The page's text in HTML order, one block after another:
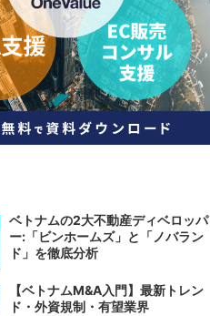
ベトナム一般概況
ベトナムでの生活
文化・社会
政治
ベトナムの2大不動産ディベロッパ
ー:「ビンホームズ」と「ノバラン
ド」を徹底分析
【ベトナムM&A入門】最新トレン
ド・外資規制・有望業界